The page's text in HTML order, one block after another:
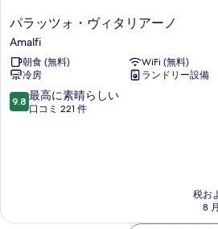
る
示
す
る
パ
ラ
ッ
ツ
ォ・
ヴ
ィ
パラッツォ・ヴィタリアーノ
Amalfi
朝食 (無料)
WiFi (無料)
冷房
ランドリー設備
10
段
晴
9.8 最高に素晴らしい
口コミ 221 件
税お
8